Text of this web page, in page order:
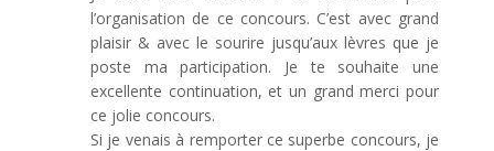
l’organisation de ce concours. C’est avec grand
plaisir & avec le sourire jusqu’aux lèvres que je
poste ma participation. Je te souhaite une
excellente continuation, et un grand merci pour
ce jolie concours.
Si je venais à remporter ce superbe concours, je